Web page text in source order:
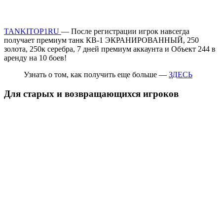
TANKITOP1RU — После регистрации игрок навсегда
получает премиум танк КВ-1 ЭКРАНИРОВАННЫЙ, 250
золота, 250к серебра, 7 дней премиум аккаунта и Объект 244 в
аренду на 10 боев!
Узнать о том, как получить еще больше — ЗДЕСЬ
Для старых и возвращающихся игроков